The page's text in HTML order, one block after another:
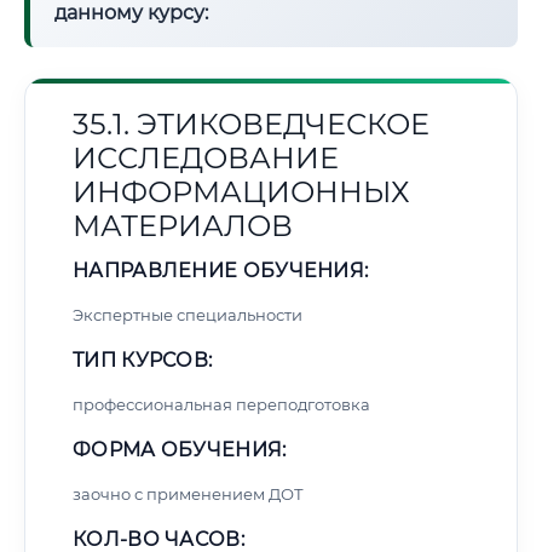
данному курсу:
35.1. ЭТИКОВЕДЧЕСКОЕ
ИССЛЕДОВАНИЕ
ИНФОРМАЦИОННЫХ
МАТЕРИАЛОВ
НАПРАВЛЕНИЕ ОБУЧЕНИЯ:
Экспертные специальности
ТИП КУРСОВ:
профессиональная переподготовка
ФОРМА ОБУЧЕНИЯ:
заочно с применением ДОТ
КОЛ-ВО ЧАСОВ: